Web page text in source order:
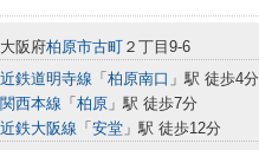
大阪府柏原市古町 ２丁目9-6
近鉄道明寺線 「 柏原南口 」駅 徒歩4分
関西本線 「 柏原 」駅 徒歩7分
近鉄大阪線 「 安堂 」駅 徒歩12分